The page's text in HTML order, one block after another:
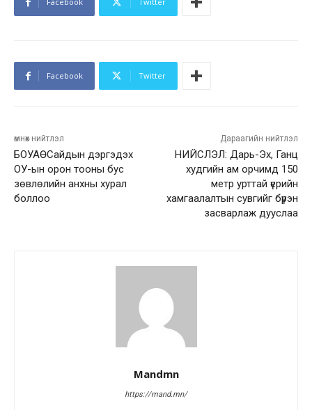
Facebook Twitter
өмнөх нийтлэл
БОУАӨСайдын дэргэдэх
ОУ-ын орон тооны бус
зөвлөлийн анхны хурал
боллоо
Дараагийн нийтлэл
НИЙСЛЭЛ: Дарь-Эх, Ганц
худгийн ам орчимд 150
метр урттай үерийн
хамгаалалтын сувгийг бүрэн
засварлаж дууслаа
Mandmn
https://mand.mn/